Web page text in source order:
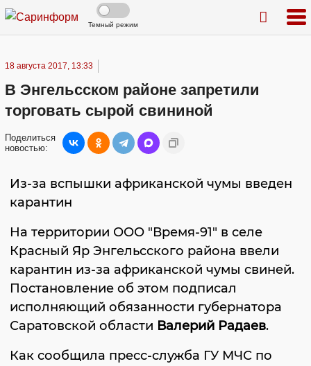
Темный режим
18 августа 2017, 13:33
В Энгельсском районе запретили
торговать сырой свининой
Поделиться
новостью:
Из-за вспышки африканской чумы введен
карантин
На территории ООО "Время-91" в селе
Красный Яр Энгельсского района ввели
карантин из-за африканской чумы свиней.
Постановление об этом подписал
исполняющий обязанности губернатора
Саратовской области Валерий Радаев.
Как сообщила пресс-служба ГУ МЧС по